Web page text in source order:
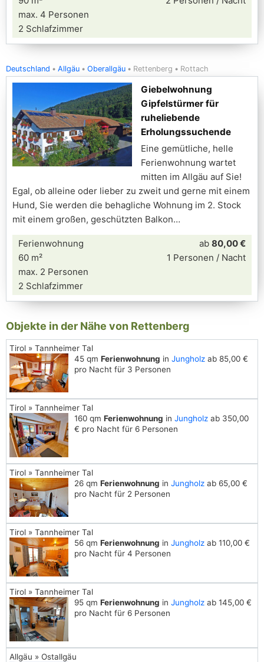
max. 4 Personen
2 Schlafzimmer
Deutschland Allgäu Oberallgäu Rettenberg Rottach
Giebelwohnung
Gipfelstürmer für
ruheliebende
Erholungssuchende
Eine gemütliche, helle
Ferienwohnung wartet
mitten im Allgäu auf Sie!
Egal, ob alleine oder lieber zu zweit und gerne mit einem
Hund, Sie werden die behagliche Wohnung im 2. Stock
mit einem großen, geschützten Balkon
Ferienwohnung
60 m²
max. 2 Personen
2 Schlafzimmer
ab 80,00 €
1 Personen / Nacht
Objekte in der Nähe von Rettenberg
Tirol » Tannheimer Tal
45 qm Ferienwohnung in Jungholz ab 85,00 €
pro Nacht für 3 Personen
Tirol » Tannheimer Tal
160 qm Ferienwohnung in Jungholz ab 350,00
€ pro Nacht für 6 Personen
Tirol » Tannheimer Tal
26 qm Ferienwohnung in Jungholz ab 65,00 €
pro Nacht für 2 Personen
Tirol » Tannheimer Tal
56 qm Ferienwohnung in Jungholz ab 110,00 €
pro Nacht für 4 Personen
Tirol » Tannheimer Tal
95 qm Ferienwohnung in Jungholz ab 145,00 €
pro Nacht für 6 Personen
Allgäu » Ostallgäu